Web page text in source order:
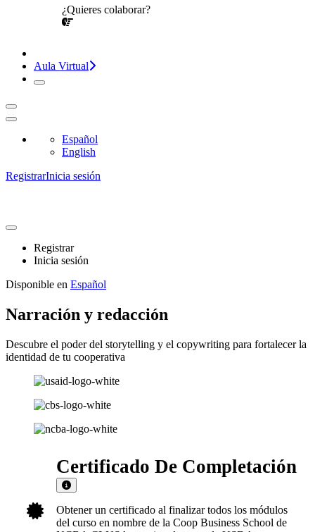
¿Quieres colaborar?
Aula Virtual
Español
English
RegistrarInicia sesión
Registrar
Inicia sesión
Disponible en Español
Narración y redacción
Descubre el poder del storytelling y el copywriting para fortalecer la
identidad de tu cooperativa
Certificado De Completación
Obtener un certificado al finalizar todos los módulos
del curso en nombre de la Coop Business School de